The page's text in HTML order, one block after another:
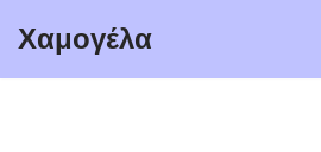
Χαμογέλα